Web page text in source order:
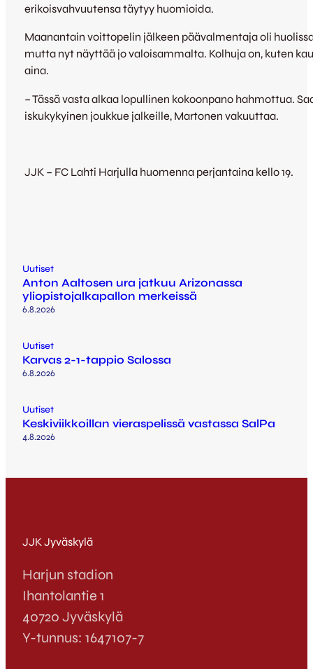
erikoisvahvuutensa täytyy huomioida.
Maanantain voittopelin jälkeen päävalmentaja oli
mutta nyt näyttää jo valoisammalta. Kolhuja on, kuten
aina.
– Tässä vasta alkaa lopullinen kokoonpano hahmottua.
iskukykyinen joukkue jalkeille, Martonen vakuuttaa.
JJK – FC Lahti Harjulla huomenna perjantaina kello 19.
Uutiset
Anton Aaltosen ura jatkuu Arizonassa
yliopistojalkapallon merkeissä
6.8.2026
Uutiset
Karvas 2-1-tappio Salossa
6.8.2026
Uutiset
Keskiviikkoillan vieraspelissä vastassa SalPa
4.8.2026
JJK Jyväskylä
Harjun stadion
Ihantolantie 1
40720 Jyväskylä
Y-tunnus: 1647107-7